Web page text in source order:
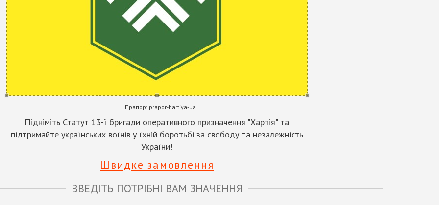
Прапор: prapor-hartiya-ua
Підніміть Статут 13-ї бригади оперативного призначення "Хартія" та
підтримайте українських воїнів у їхній боротьбі за свободу та незалежність
України!
Швидке замовлення
ВВЕДІТЬ ПОТРІБНІ ВАМ ЗНАЧЕННЯ